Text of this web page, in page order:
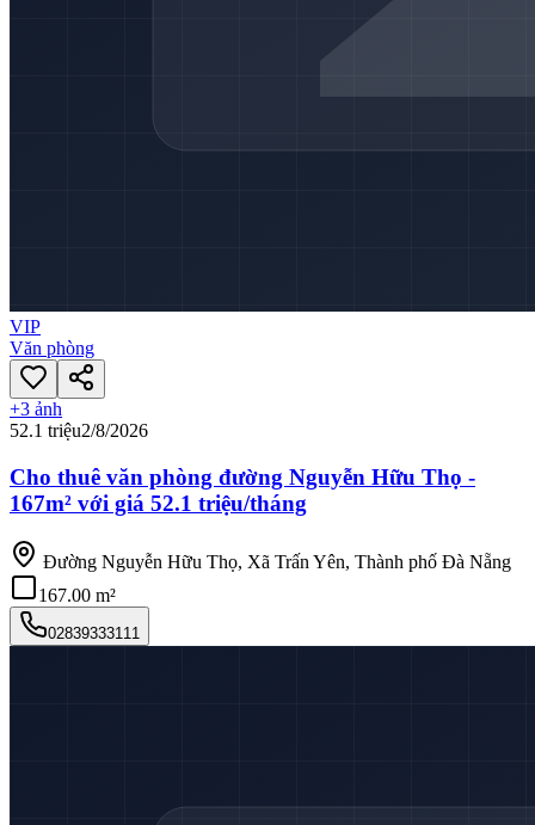
VIP
Văn phòng
+3 ảnh
52.1 triệu2/8/2026
Cho thuê văn phòng đường Nguyễn Hữu Thọ -
167m² với giá 52.1 triệu/tháng
Đường Nguyễn Hữu Thọ, Xã Trấn Yên, Thành phố Đà Nẵng
167.00 m²
02839333111